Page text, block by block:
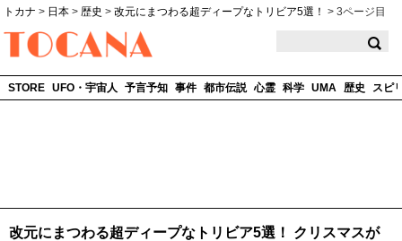
トカナ > 日本 > 歴史 > 改元にまつわる超ディープなトリビア5選！ > 3ページ目
STORE UFO・宇宙人 予言予知 事件 都市伝説 心霊 科学 UMA 歴史 スピ
改元にまつわる超ディープなトリビア5選！ クリスマスが